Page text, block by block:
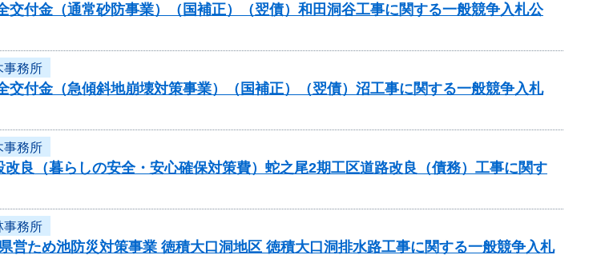
交付金（通常砂防事業）（国補正）（翌債）和田洞谷工事に関する一般競争入札公
事務所
交付金（急傾斜地崩壊対策事業）（国補正）（翌債）沼工事に関する一般競争入札
事務所
良（暮らしの安全・安心確保対策費）蛇之尾2期工区道路改良（債務）工事に関す
事務所
営ため池防災対策事業 徳積大口洞地区 徳積大口洞排水路工事に関する一般競争入札